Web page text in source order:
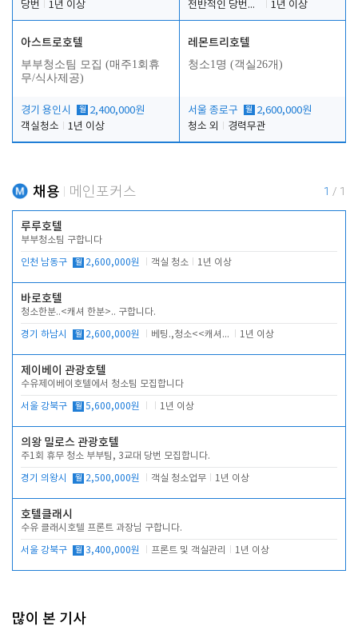
당번
1년 이상
전반적인 당번업무
1년 이상
아스트로호텔
부부청소팀 모집 (매주1회휴
무/식사제공)
경기 용인시 월 2,400,000원
객실청소
1년 이상
레몬트리호텔
청소1명 (객실26개)
서울 종로구 월 2,600,000원
청소 외
경력무관
채용 메인포커스 1 / 1
루루호텔
부부청소팀 구합니다
인천 남동구 월 2,600,000원 객실 청소 1년 이상
바로호텔
청소한분..<캐셔 한분>.. 구합니다.
경기 하남시 월 2,600,000원 베팅.,청소<<캐셔 모셔봅니다. 1년 이상
제이베이 관광호텔
수유제이베이호텔에서 청소팀 모집합니다
서울 강북구 월 5,600,000원 1년 이상
의왕 밀로스 관광호텔
주1회 휴무 청소 부부팀, 3교대 당번 모집합니다.
경기 의왕시 월 2,500,000원 객실 청소업무 1년 이상
호텔클래시
수유 클래시호텔 프론트 과장님 구합니다.
서울 강북구 월 3,400,000원 프론트 및 객실관리 1년 이상
많이 본 기사